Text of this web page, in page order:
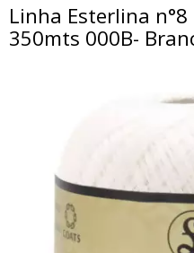
Linha Esterlina
350mts 000B-